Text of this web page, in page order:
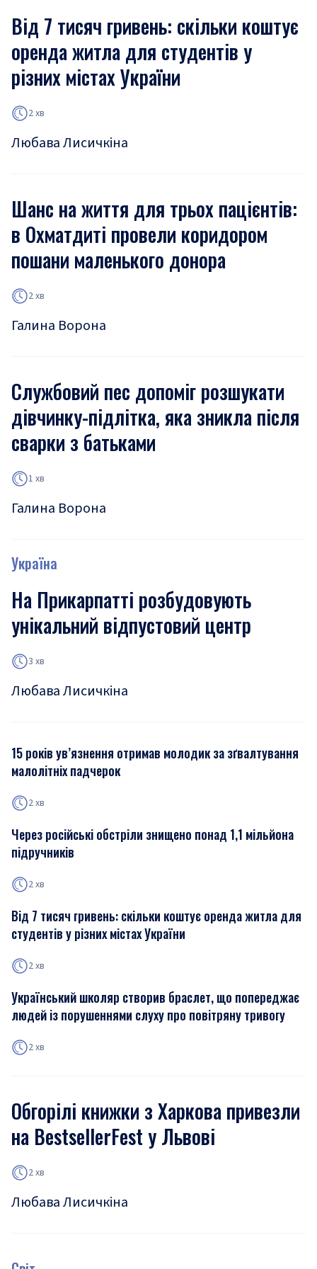
Від 7 тисяч гривень: скільки коштує
оренда житла для студентів у
різних містах України
2 хв
Любава Лисичкіна
Шанс на життя для трьох пацієнтів:
в Охматдиті провели коридором
пошани маленького донора
2 хв
Галина Ворона
Службовий пес допоміг розшукати
дівчинку-підлітка, яка зникла після
сварки з батьками
1 хв
Галина Ворона
Україна
На Прикарпатті розбудовують
унікальний відпустовий центр
3 хв
Любава Лисичкіна
15 років ув’язнення отримав молодик за зґвалтування
малолітніх падчерок
2 хв
Через російські обстріли знищено понад 1,1 мільйона
підручників
2 хв
Від 7 тисяч гривень: скільки коштує оренда житла для
студентів у різних містах України
2 хв
Український школяр створив браслет, що попереджає
людей із порушеннями слуху про повітряну тривогу
2 хв
Обгорілі книжки з Харкова привезли
на BestsellerFest у Львові
2 хв
Любава Лисичкіна